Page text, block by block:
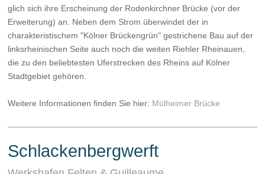
glich sich ihre Erscheinung der Rodenkirchner Brücke (vor der
Erweiterung) an. Neben dem Strom überwindet der in
charakteristischem "Kölner Brückengrün" gestrichene Bau auf der
linksrheinischen Seite auch noch die weiten Riehler Rheinauen,
die zu den beliebtesten Uferstrecken des Rheins auf Kölner
Stadtgebiet gehören.
Weitere Informationen finden Sie hier: Mülheimer Brücke
Schlackenbergwerft